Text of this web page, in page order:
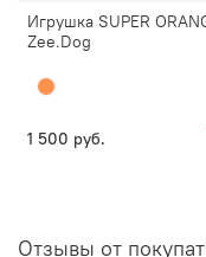
разрушаться.
Игрушка SUPER
Zee.Dog
1 500 руб.
Отзывы от